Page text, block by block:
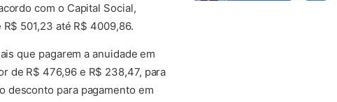
com o Capital Social,
501,23 até R$ 4009,86.
que pagarem a anuidade em
de R$ 476,96 e R$ 238,47, para
desconto para pagamento em